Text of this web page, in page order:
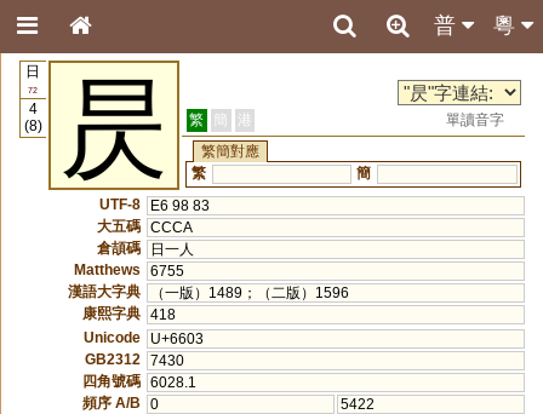
粵
普
日
72
4
(8)
昃 繁 簡 港
單讀音字
繁簡對應
繁
簡
UTF-8
E6 98 83
大五碼 CCCA
倉頡碼
日一人
Matthews
6755
漢語大字典
（一版）1489；（二版）1596
康熙字典 418
Unicode
U+6603
GB2312
7430
四角號碼 6028.1
頻序 A/B
0
5422